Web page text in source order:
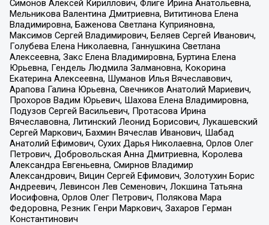
Симонов Алексей Кириллович, Флиге Ирина Анатольевна,
Мельникова Валентина Дмитриевна, Вититинова Елена
Владимировна, Баженова Светлана Куприяновна,
Максимов Сергей Владимирович, Беляев Сергей Иванович,
Голубева Елена Николаевна, Ганнушкина Светлана
Алексеевна, Закс Елена Владимировна, Буртина Елена
Юрьевна, Гендель Людмила Залмановна, Кокорина
Екатерина Алексеевна, Шуманов Илья Вячеславович,
Арапова Галина Юрьевна, Свечников Анатолий Мариевич,
Прохоров Вадим Юрьевич, Шахова Елена Владимировна,
Подузов Сергей Васильевич, Протасова Ирина
Вячеславовна, Литинский Леонид Борисович, Лукашевский
Сергей Маркович, Бахмин Вячеслав Иванович, Шабад
Анатолий Ефимович, Сухих Дарья Николаевна, Орлов Олег
Петрович, Добровольская Анна Дмитриевна, Королева
Александра Евгеньевна, Смирнов Владимир
Александрович, Вицин Сергей Ефимович, Золотухин Борис
Андреевич, Левинсон Лев Семенович, Локшина Татьяна
Иосифовна, Орлов Олег Петрович, Полякова Мара
Федоровна, Резник Генри Маркович, Захаров Герман
Константинович